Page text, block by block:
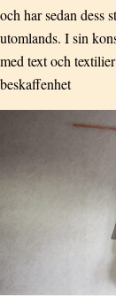
och har sedan dess
utomlands. I sin
med text och
beskaffenhet